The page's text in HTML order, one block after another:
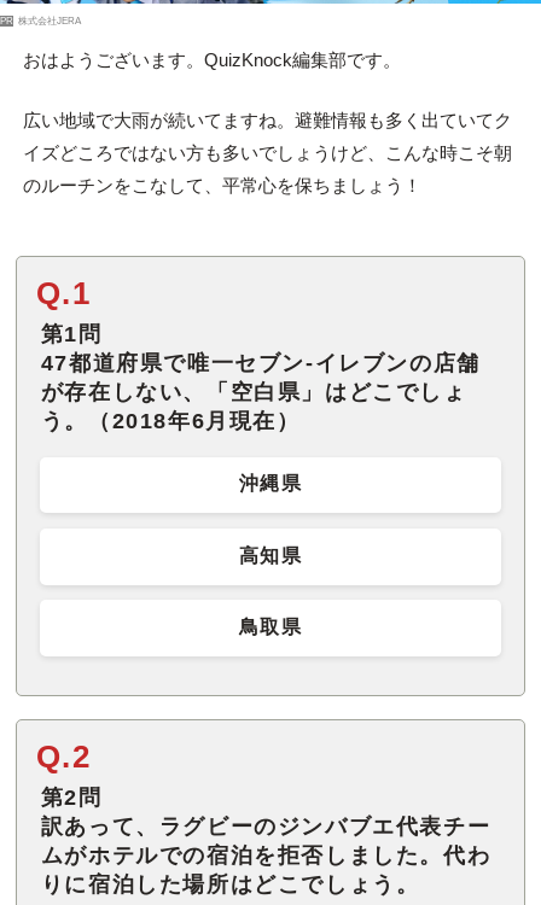
PR 株式会社JERA
おはようございます。QuizKnock編集部です。
広い地域で大雨が続いてますね。避難情報も多く出ていてク
イズどころではない方も多いでしょうけど、こんな時こそ朝
のルーチンをこなして、平常心を保ちましょう！
Q.1
第1問
47都道府県で唯一セブン-イレブンの店舗
が存在しない、「空白県」はどこでしょ
う。（2018年6月現在）
沖縄県
高知県
鳥取県
Q.2
第2問
訳あって、ラグビーのジンバブエ代表チー
ムがホテルでの宿泊を拒否しました。代わ
りに宿泊した場所はどこでしょう。